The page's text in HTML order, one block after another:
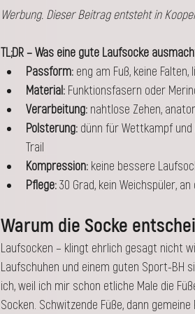
Werbung. Dieser Beitrag entsteht in
TL;DR – Was eine gute Laufsocke
Passform: eng am Fuß, keine
Material: Funktionsfasern oder
Verarbeitung: nahtlose Zehen,
Polsterung: dünn für Wettkampf
Trail
Kompression: keine bessere
Pflege: 30 Grad, kein Weichspüler,
Warum die Socke
Laufsocken – klingt ehrlich gesagt nicht
Laufschuhen und einem guten Sport-BH
ich, weil ich mir schon etliche Male die
Socken. Schwitzende Füße, dann